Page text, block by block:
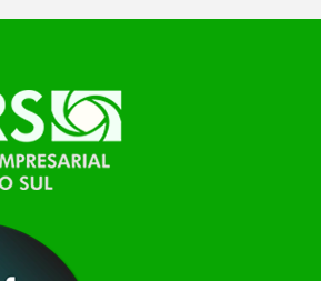
por meio do NIAVI – Núcleo
Informação do Alto Vale do
dia 21 de julho, o evento
reunindo empresas de
para uma noite de
novas iniciativas para o setor. O
em Rio…